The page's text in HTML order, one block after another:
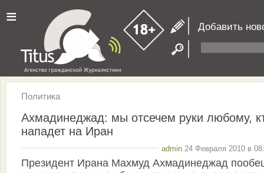
≡ Добавить
Политика
Ахмадинеджад: мы отсечем руки любому,
нападет на Иран
admin 24 Февраля 2010 в
Президент Ирана Махмуд Ахмадинеджад